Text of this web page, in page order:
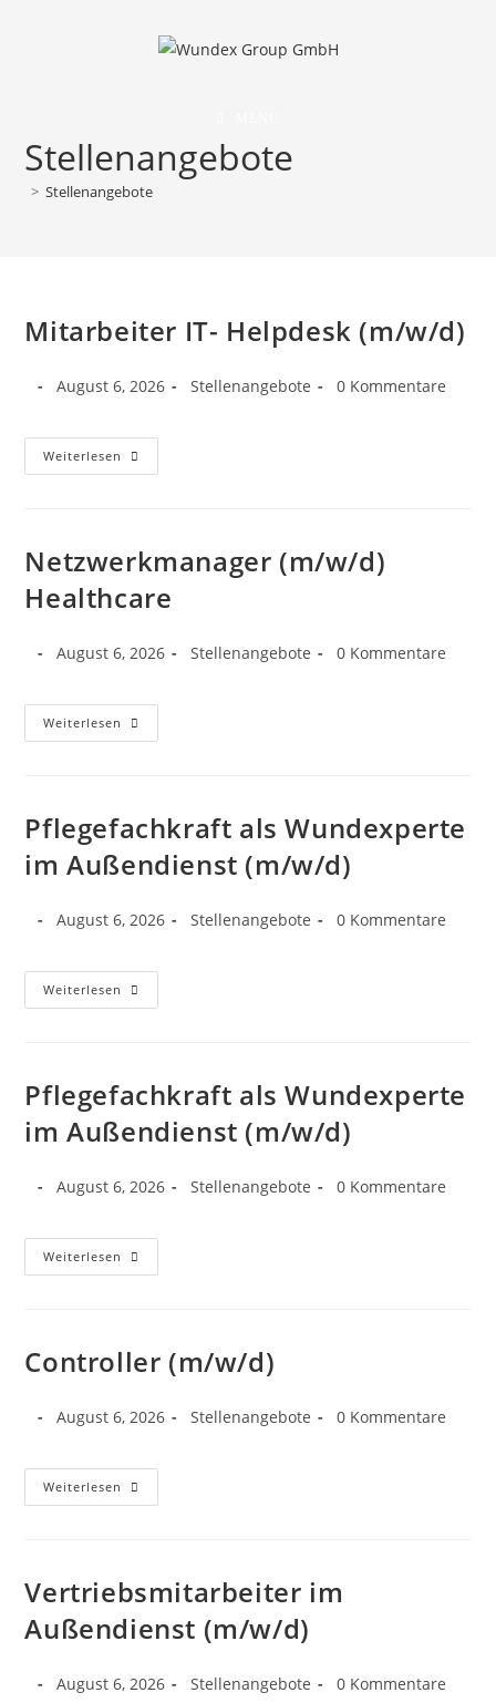
Stellenangebote
> Stellenangebote
Mitarbeiter IT- Helpdesk (m/w/d)
August 6, 2026 Stellenangebote 0 Kommentare
Weiterlesen
Netzwerkmanager (m/w/d)
Healthcare
August 6, 2026 Stellenangebote 0 Kommentare
Weiterlesen
Pflegefachkraft als Wundexperte
im Außendienst (m/w/d)
August 6, 2026 Stellenangebote 0 Kommentare
Weiterlesen
Pflegefachkraft als Wundexperte
im Außendienst (m/w/d)
August 6, 2026 Stellenangebote 0 Kommentare
Weiterlesen
Controller (m/w/d)
August 6, 2026 Stellenangebote 0 Kommentare
Weiterlesen
Vertriebsmitarbeiter im
Außendienst (m/w/d)
August 6, 2026 Stellenangebote 0 Kommentare